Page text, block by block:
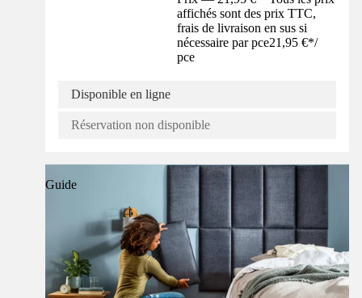
affichés sont des prix TTC,
frais de livraison en sus si
nécessaire par pce21,95 €*/
pce
Disponible en ligne
Réservation non disponible
Guide